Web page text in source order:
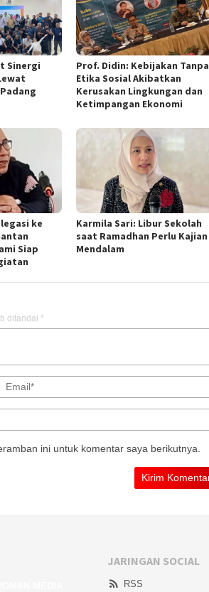
Sinergi
Prof. Didin: Kebijakan Tanpa
Etika Sosial Akibatkan
Kerusakan Lingkungan dan
Ketimpangan Ekonomi
ke
Siap
Karmila Sari: Libur Sekolah
saat Ramadhan Perlu Kajian
Mendalam
ditandai *
ini untuk komentar saya berikutnya.
JARINGAN SOCIAL
RSS